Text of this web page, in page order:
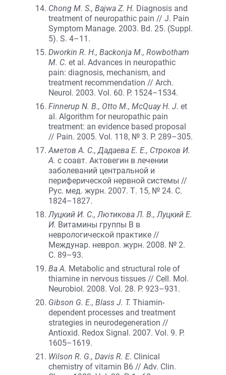
Chong M. S., Bajwa Z. H. Diagnosis and
treatment of neuropathic pain // J. Pain
Symptom Manage. 2003. Bd. 25. (Suppl.
5). S. 4–11.
Dworkin R. H., Backonja M., Rowbotham
M. C. et al. Advances in neuropathic
pain: diagnosis, mechanism, and
treatment recommendation // Arch.
Neurol. 2003. Vol. 60. P. 1524–1534.
Finnerup N. B., Otto M., McQuay H. J. et
al. Algorithm for neuropathic pain
treatment: an evidence based proposal
// Pain. 2005. Vol. 118, № 3. P. 289–305.
Аметов А. С., Дадаева Е. Е., Строков И.
А. с соавт. Актовегин в лечении
заболеваний центральной и
периферической нервной системы //
Рус. мед. журн. 2007. Т. 15, № 24. С.
1824–1827.
Луцкий И. С., Лютикова Л. В., Луцкий Е.
И. Витамины группы B в
неврологической практике //
Междунар. неврол. журн. 2008. № 2.
С. 89–93.
Ba A. Metabolic and structural role of
thiamine in nervous tissues // Cell. Mol.
Neurobiol. 2008. Vol. 28. P. 923–931.
Gibson G. E., Blass J. T. Thiamin-
dependent processes and treatment
strategies in neurodegeneration //
Antioxid. Redox Signal. 2007. Vol. 9. P.
1605–1619.
Wilson R. G., Davis R. E. Clinical
chemistry of vitamin B6 // Adv. Clin.